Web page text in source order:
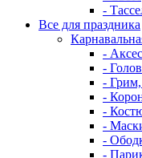
-
Все для праздника
-
-
- Грим,
-
-
-
-
-